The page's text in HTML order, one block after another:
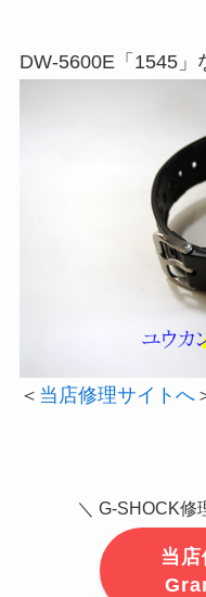
DW-5600E「1545」
＜ 当店修理サイトへ
＼ G-SHOCK修
当